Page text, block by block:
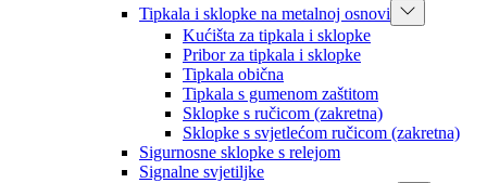
Tipkala i sklopke na metalnoj osnovi
Kućišta za tipkala i sklopke
Pribor za tipkala i sklopke
Tipkala obična
Tipkala s gumenom zaštitom
Sklopke s ručicom (zakretna)
Sklopke s svjetlećom ručicom (zakretna)
Sigurnosne sklopke s relejom
Signalne svjetiljke